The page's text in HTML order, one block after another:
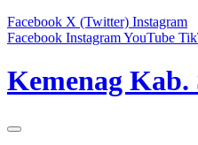
Facebook X (Twitter) Instagram
Facebook InstagramYouTube
Kemenag Kab.